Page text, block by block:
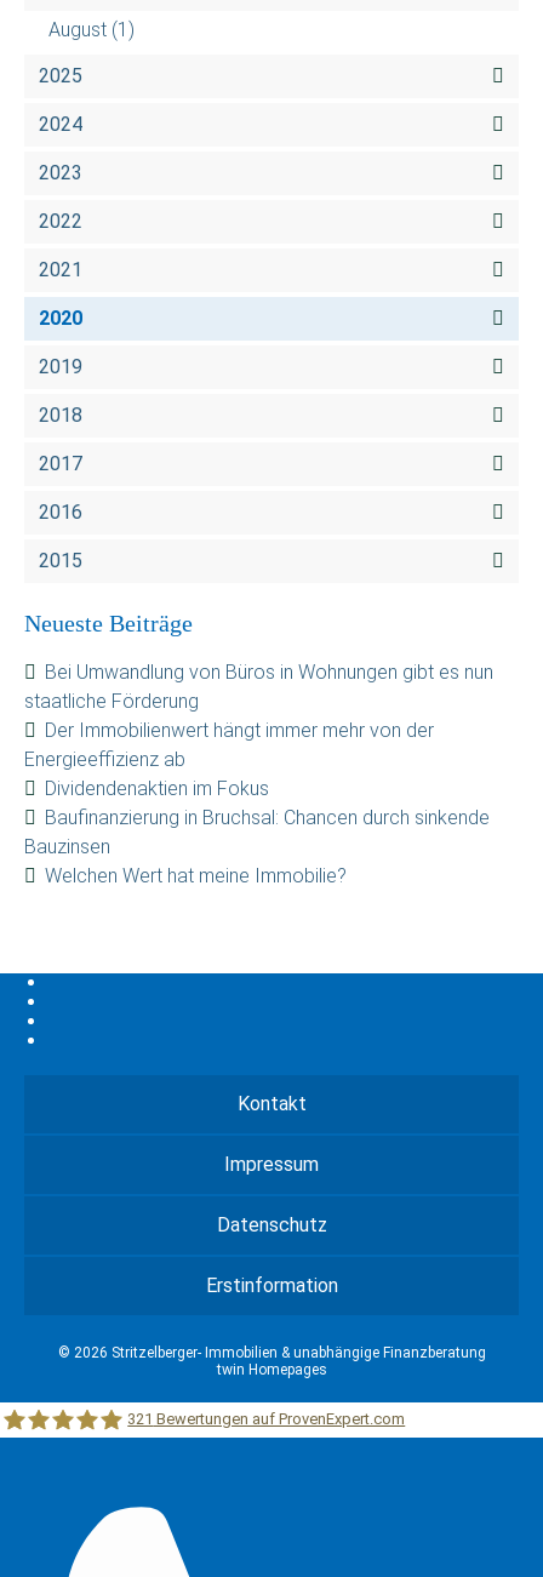
August (1)
2025
2024
2023
2022
2021
2020
2019
2018
2017
2016
2015
Neueste Beiträge
Bei Umwandlung von Büros in Wohnungen gibt es nun
staatliche Förderung
Der Immobilienwert hängt immer mehr von der
Energieeffizienz ab
Dividendenaktien im Fokus
Baufinanzierung in Bruchsal: Chancen durch sinkende
Bauzinsen
Welchen Wert hat meine Immobilie?
Kontakt
Impressum
Datenschutz
Erstinformation
© 2026 Stritzelberger- Immobilien & unabhängige Finanzberatung
twin Homepages
321 Bewertungen auf ProvenExpert.com